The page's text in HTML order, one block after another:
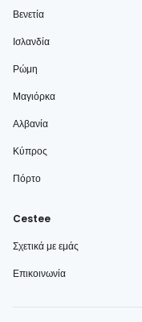
Βενετία
Ισλανδία
Ρώμη
Μαγιόρκα
Αλβανία
Κύπρος
Πόρτο
Cestee
Σχετικά με εμάς
Επικοινωνία